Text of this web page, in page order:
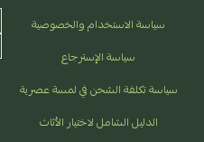
سياسة الاستخدام والخصوصية
سياسة الإسترجاع
سياسة تكلفة الشحن في لمسة عصرية
الدليل الشامل لاختيار الأثاث